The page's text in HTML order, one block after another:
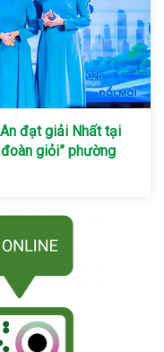
đạt giải Nhất tại
giỏi” phường